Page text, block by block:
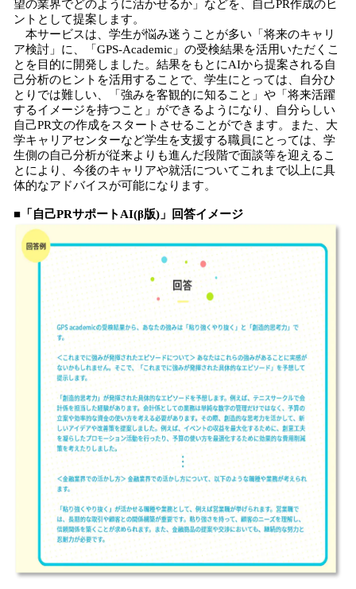
望の業界でどのように活かせるか」などを、自己PR作成のヒ
ントとして提案します。
本サービスは、学生が悩み迷うことが多い「将来のキャリ
ア検討」に、「GPS-Academic」の受検結果を活用いただくこ
とを目的に開発しました。結果をもとにAIから提案される自
己分析のヒントを活用することで、学生にとっては、自分ひ
とりでは難しい、「強みを客観的に知ること」や「将来活躍
するイメージを持つこと」ができるようになり、自分らしい
自己PR文の作成をスタートさせることができます。また、大
学キャリアセンターなど学生を支援する職員にとっては、学
生側の自己分析が従来よりも進んだ段階で面談等を迎えるこ
とにより、今後のキャリアや就活についてこれまで以上に具
体的なアドバイスが可能になります。
■「自己PRサポートAI(β版)」回答イメージ